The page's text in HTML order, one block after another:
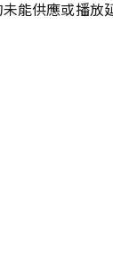
能供應或播放